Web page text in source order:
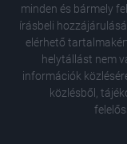
minden és bármely
írásbeli
elérhető
helytállást nem
információk
közlésből,